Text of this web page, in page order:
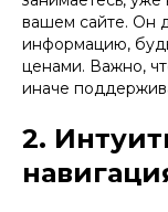
вашем сайте. Он
информацию,
ценами. Важно,
иначе
2.